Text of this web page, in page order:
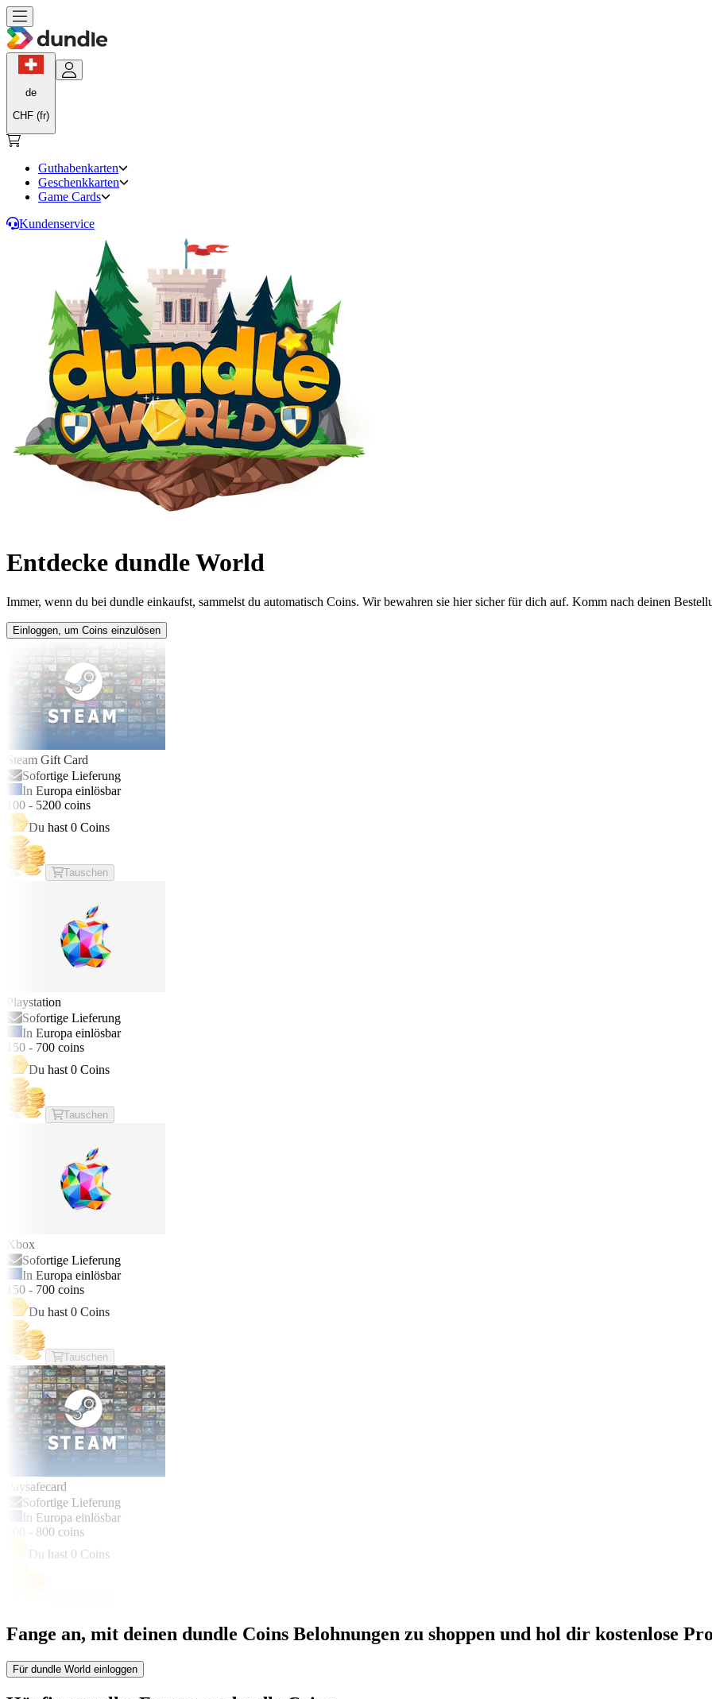
de
CHF (fr)
Guthabenkarten
Geschenkkarten
Game Cards
Kundenservice
Entdecke dundle World
Immer, wenn du bei dundle einkaufst, sammelst du automatisch Coins. Wir bewahren sie hier sicher für dich auf. Komm nach deinen
Einloggen, um Coins einzulösen
Steam Gift Card
Sofortige Lieferung
In Europa einlösbar
100 - 5200 coins
Du hast 0 Coins
Tauschen
Playstation
Sofortige Lieferung
In Europa einlösbar
150 - 700 coins
Du hast 0 Coins
Tauschen
Xbox
Sofortige Lieferung
In Europa einlösbar
150 - 700 coins
Du hast 0 Coins
Tauschen
Paysafecard
Sofortige Lieferung
In Europa einlösbar
200 - 800 coins
Du hast 0 Coins
Fange an, mit deinen dundle Coins Belohnungen zu shoppen und hol dir kostenlose
Für dundle World einloggen